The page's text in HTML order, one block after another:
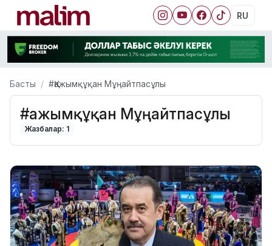
RU
Басты #Қажымқұқан Мұңайтпасұлы
#Қажымқұқан Мұңайтпасұлы
Жазбалар: 1